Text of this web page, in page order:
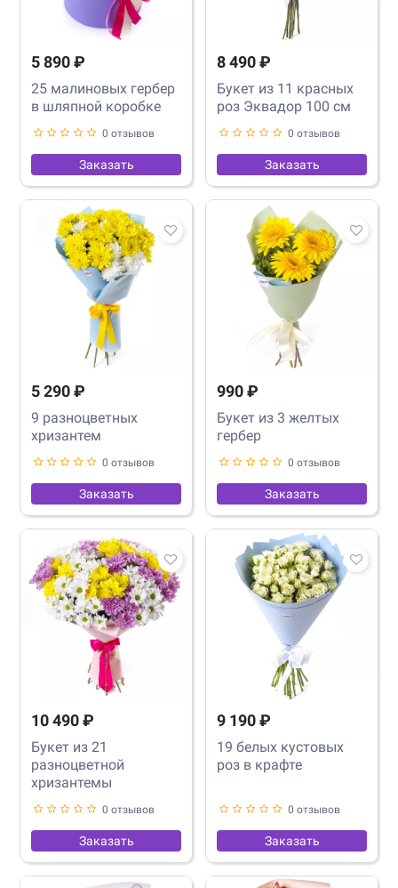
5 890 ₽
25 малиновых гербер
в шляпной коробке
0 отзывов
Заказать
8 490 ₽
Букет из 11 красных
роз Эквадор 100 см
0 отзывов
Заказать
5 290 ₽
9 разноцветных
хризантем
0 отзывов
Заказать
990 ₽
Букет из 3 желтых
гербер
0 отзывов
Заказать
10 490 ₽
Букет из 21
разноцветной
хризантемы
0 отзывов
Заказать
9 190 ₽
19 белых кустовых
роз в крафте
0 отзывов
Заказать